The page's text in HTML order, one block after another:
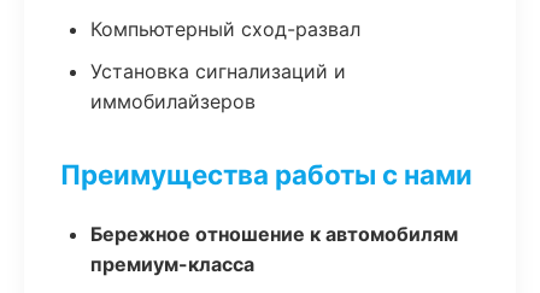
Компьютерный сход-развал
Установка сигнализаций и
иммобилайзеров
Преимущества работы с нами
Бережное отношение к автомобилям
премиум-класса